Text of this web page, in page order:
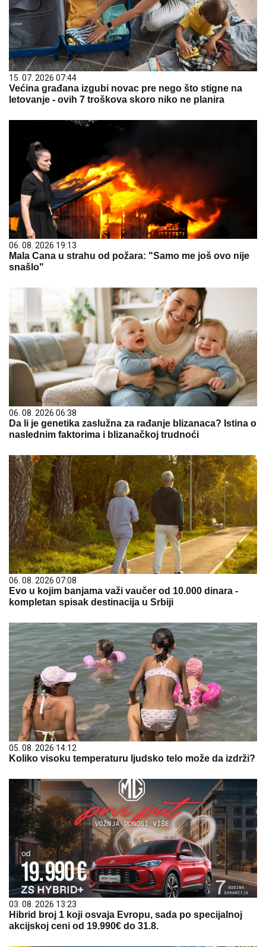
15. 07. 2026 07:44
Većina građana izgubi novac pre nego što stigne na
letovanje - ovih 7 troškova skoro niko ne planira
06. 08. 2026 19:13
Mala Cana u strahu od požara: "Samo me još ovo nije
snašlo"
06. 08. 2026 06:38
Da li je genetika zaslužna za rađanje blizanaca? Istina o
naslednim faktorima i blizanačkoj trudnoći
06. 08. 2026 07:08
Evo u kojim banjama važi vaučer od 10.000 dinara -
kompletan spisak destinacija u Srbiji
05. 08. 2026 14:12
Koliko visoku temperaturu ljudsko telo može da izdrži?
03. 08. 2026 13:23
Hibrid broj 1 koji osvaja Evropu, sada po specijalnoj
akcijskoj ceni od 19.990€ do 31.8.